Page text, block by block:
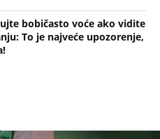
bobičasto voće ako vidite
To je najveće upozorenje,